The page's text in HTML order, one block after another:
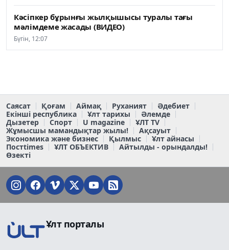
Кәсіпкер бұрынғы жылқышысы туралы тағы
мәлімдеме жасады (ВИДЕО)
Бүгін, 12:07
Саясат Қоғам Аймақ Руханият
Әдебиет
Екінші республика
Ұлт тарихы
Әлемде
Дызетер
Спорт U magazine
ҰЛТ TV
Жұмысшы мамандықтар жылы!
Ақсауыт
Экономика және бизнес
Қылмыс
Ұлт айнасы
Постtimes
ҰЛТ ОБЪЕКТИВ
Айтылды - орындалды!
Өзекті
Ұлт порталы